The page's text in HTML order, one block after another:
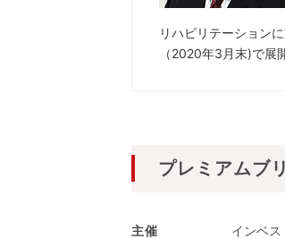
リハビリテーション
（2020年3月末)で展
プレミアムブ
主催 インベ